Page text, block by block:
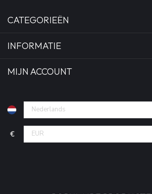
CATEGORIEËN
INFORMATIE
MIJN ACCOUNT
€